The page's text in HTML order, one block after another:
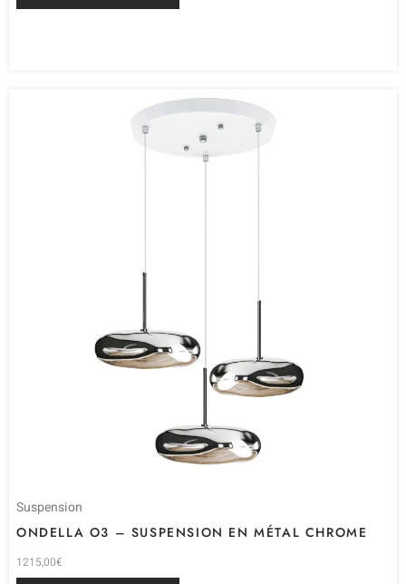
Suspension
ONDELLA O3 – SUSPENSION EN MÉTAL CHROME
1215,00€